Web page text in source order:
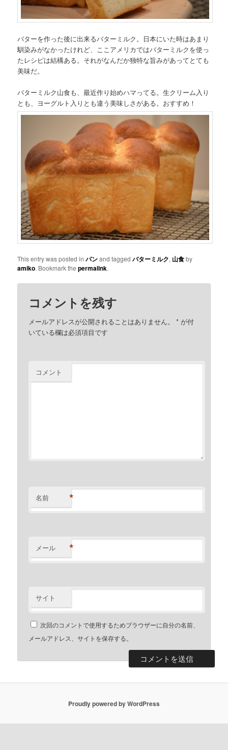
バターを作った後に出来るバターミルク。日本にいた時はあまり
馴染みがなかったけれど、ここアメリカではバターミルクを使っ
たレシピは結構ある。それがなんだか独特な旨みがあってとても
美味だ。
バターミルク山食も、最近作り始めハマってる。生クリーム入り
とも、ヨーグルト入りとも違う美味しさがある。おすすめ！
This entry was posted inパンand taggedバターミルク, 山食by
amiko. Bookmark thepermalink.
コメントを残す
メールアドレスが公開されることはありません。 * が付
いている欄は必須項目です
コメント
名前 *
メール *
サイト
次回のコメントで使用するためブラウザーに自分の名前、
メールアドレス、サイトを保存する。
Proudly powered by WordPress